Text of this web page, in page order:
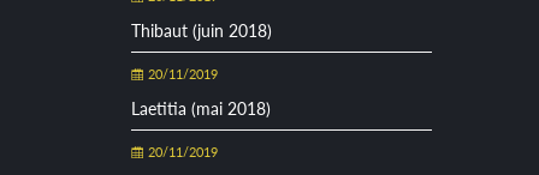
Thibaut (juin 2018)
20/11/2019
Laetitia (mai 2018)
20/11/2019